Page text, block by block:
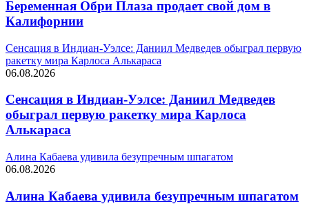
Беременная Обри Плаза продает свой дом в
Калифорнии
Сенсация в Индиан‑Уэлсе: Даниил Медведев обыграл первую
ракетку мира Карлоса Алькараса
06.08.2026
Сенсация в Индиан‑Уэлсе: Даниил Медведев
обыграл первую ракетку мира Карлоса
Алькараса
Алина Кабаева удивила безупречным шпагатом
06.08.2026
Алина Кабаева удивила безупречным шпагатом